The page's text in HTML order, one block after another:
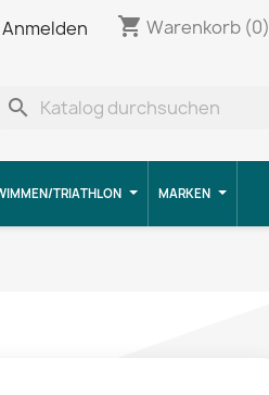
Anmelden shopping_cart Warenkorb (0)
search
TRIATHLON MARKEN